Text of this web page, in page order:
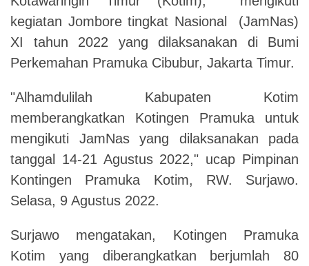
kegiatan Jombore tingkat Nasional (JamNas)
XI tahun 2022 yang dilaksanakan di Bumi
Perkemahan Pramuka Cibubur, Jakarta Timur.
"Alhamdulilah Kabupaten Kotim
memberangkatkan Kotingen Pramuka untuk
mengikuti JamNas yang dilaksanakan pada
tanggal 14-21 Agustus 2022," ucap Pimpinan
Kontingen Pramuka Kotim, RW. Surjawo.
Selasa, 9 Agustus 2022.
Surjawo mengatakan, Kotingen Pramuka
Kotim yang diberangkatkan berjumlah 80